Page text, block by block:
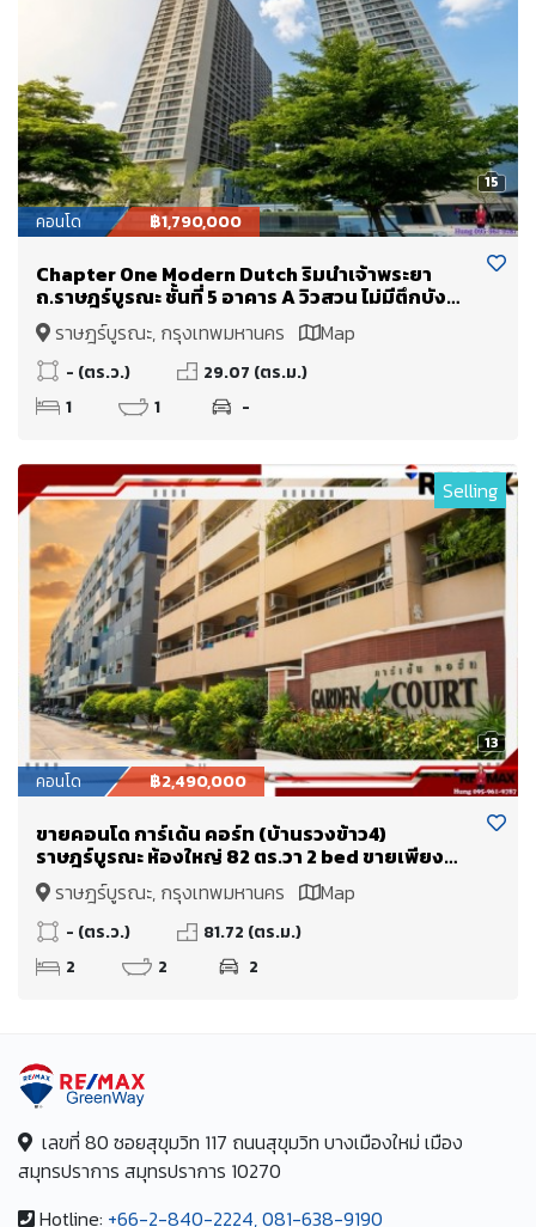
15
คอนโด ฿1,790,000
Chapter One Modern Dutch ริมน้ำเจ้าพระยา
ถ.ราษฎร์บูรณะ ชั้นที่ 5 อาคาร A วิวสวน ไม่มีตึกบัง
ขายเพียง 1.79 Mb.
ราษฎร์บูรณะ, กรุงเทพมหานคร Map
- (ตร.ว.)
29.07 (ตร.ม.)
1
1 -
13
Selling
คอนโด ฿2,490,000
ขายคอนโด การ์เด้น คอร์ท (บ้านรวงข้าว4)
ราษฎร์บูรณะ ห้องใหญ่ 82 ตร.วา 2 bed ขายเพียง
2.49 Mb. ใกล้ทางด่วนพระราม 3 เข้าเมืองไม่เกิน 15
นาทีราษฎร์บูรณะ, กรุงเทพมหานคร Map
- (ตร.ว.)
81.72 (ตร.ม.)
2
2 2
เลขที่ 80 ซอยสุขุมวิท 117 ถนนสุขุมวิท บางเมืองใหม่ เมือง
สมุทรปราการ สมุทรปราการ 10270
Hotline: +66-2-840-2224, 081-638-9190